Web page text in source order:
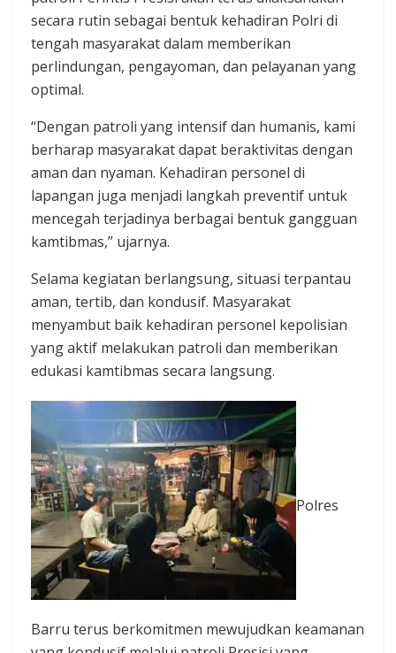
secara rutin sebagai bentuk kehadiran Polri di
tengah masyarakat dalam memberikan
perlindungan, pengayoman, dan pelayanan yang
optimal.
“Dengan patroli yang intensif dan humanis, kami
berharap masyarakat dapat beraktivitas dengan
aman dan nyaman. Kehadiran personel di
lapangan juga menjadi langkah preventif untuk
mencegah terjadinya berbagai bentuk gangguan
kamtibmas,” ujarnya.
Selama kegiatan berlangsung, situasi terpantau
aman, tertib, dan kondusif. Masyarakat
menyambut baik kehadiran personel kepolisian
yang aktif melakukan patroli dan memberikan
edukasi kamtibmas secara langsung.
Polres
Barru terus berkomitmen mewujudkan keamanan